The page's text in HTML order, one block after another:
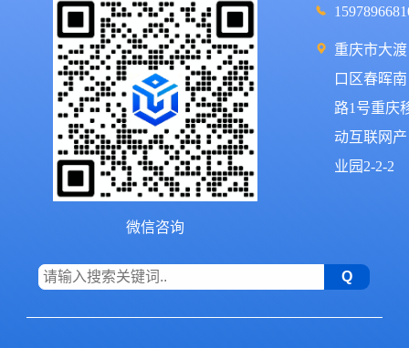
微信咨询
重庆市大渡
口区春晖南
路1号重庆
动互联网产
业园2-2-2